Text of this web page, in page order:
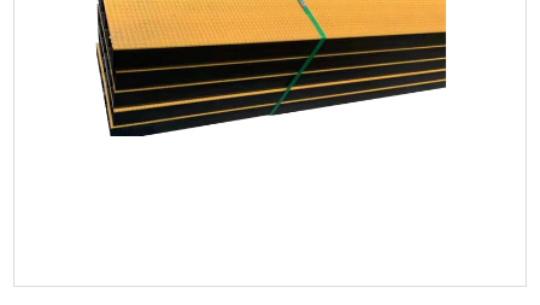
Parametreler:
DEVAMINI OKU